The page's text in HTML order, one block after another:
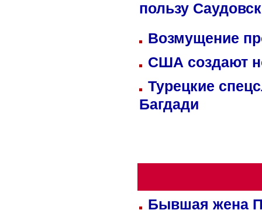
пользу
Возмущение
США создают
Турецкие
Багдади
Бывшая жена